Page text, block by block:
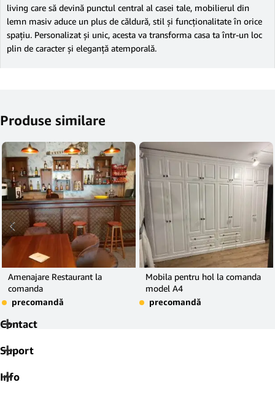
living care să devină punctul central al casei tale, mobilierul din
lemn masiv aduce un plus de căldură, stil și funcționalitate în orice
spațiu. Personalizat și unic, acesta va transforma casa ta într-un loc
plin de caracter și eleganță atemporală.
Produse similare
Amenajare Restaurant la
comanda
precomandă
Mobila pentru hol la comanda
model A4
precomandă
Contact
Suport
Info